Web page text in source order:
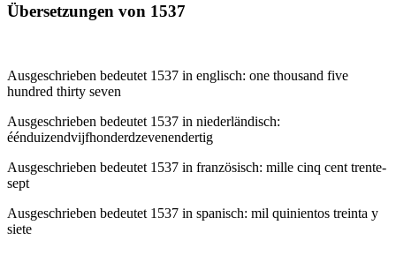
Übersetzungen von 1537
Ausgeschrieben bedeutet 1537 in englisch: one thousand five
hundred thirty seven
Ausgeschrieben bedeutet 1537 in niederländisch:
éénduizendvijfhonderdzevenendertig
Ausgeschrieben bedeutet 1537 in französisch: mille cinq cent trente-
sept
Ausgeschrieben bedeutet 1537 in spanisch: mil quinientos treinta y
siete